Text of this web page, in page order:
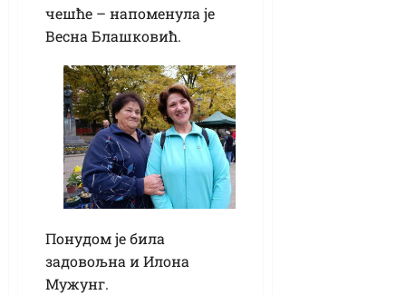
чешће – напоменула је
Весна Блашковић.
Понудом је била
задовољна и Илона
Мужунг.